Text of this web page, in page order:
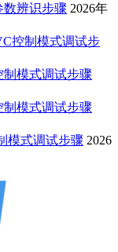
数辨识步骤 2026年
控制模式调试步
制模式调试步骤
制模式调试步骤
模式调试步骤 2026